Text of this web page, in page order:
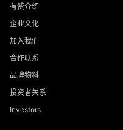
有赞介绍
企业文化
加入我们
合作联系
品牌物料
投资者关系
Investors